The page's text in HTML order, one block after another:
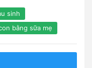
sinh
bằng sữa mẹ